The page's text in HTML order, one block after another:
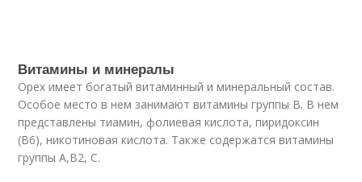
Витамины и минералы
Орех имеет богатый витаминный и минеральный состав.
Особое место в нем занимают витамины группы В. В нем
представлены тиамин, фолиевая кислота, пиридоксин
(В6), никотиновая кислота. Также содержатся витамины
группы А,В2, С.